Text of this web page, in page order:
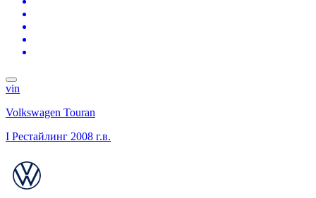
vin
Volkswagen Touran
I Рестайлинг 2008 г.в.